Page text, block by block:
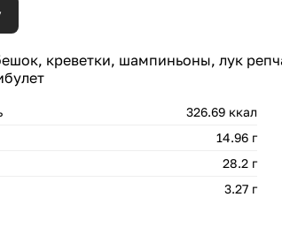
креветки, шампиньоны, лук
326.69 ккал
14.96 г
28.2 г
3.27 г